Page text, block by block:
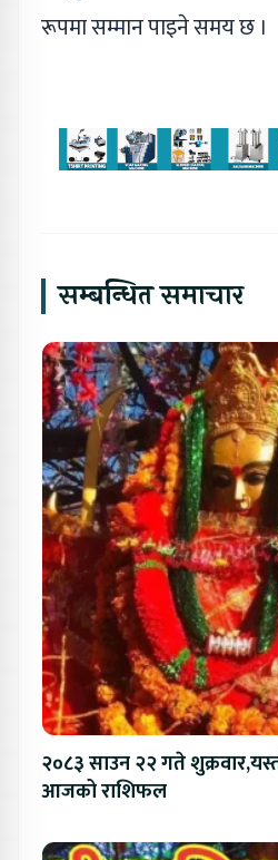
रूपमा सम्मान पाइने समय छ ।
सम्बन्धित समाचार
२०८३ साउन २२ गते
आजको राशिफल